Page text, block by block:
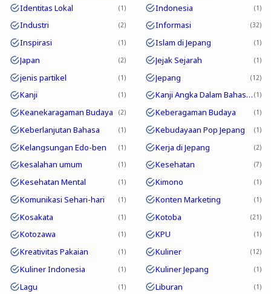
Identitas Lokal 1 Indonesia 1
Industri 2 Informasi 32
Inspirasi 1 Islam di Jepang 1
Japan 2 Jejak Sejarah 1
jenis partikel 1 Jepang 12
Kanji 1 Kanji Angka Dalam Bahasa Jepang 1
Keanekaragaman Budaya 2 Keberagaman Budaya 1
Keberlanjutan Bahasa 1 Kebudayaan Pop Jepang 1
Kelangsungan Edo-ben 1 Kerja di Jepang 2
kesalahan umum 1 Kesehatan 7
Kesehatan Mental 1 Kimono 1
Komunikasi Sehari-hari 1 Konten Marketing 1
Kosakata 1 Kotoba 21
Kotozawa 1 KPU 1
Kreativitas Pakaian 1 Kuliner 12
Kuliner Indonesia 1 Kuliner Jepang 1
Lagu 1 Liburan 1